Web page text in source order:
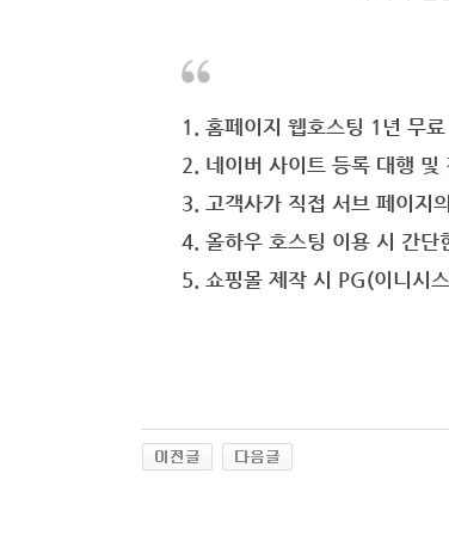
1. 홈페이지 웹호스팅 1년 무료
2. 네이버 사이트 등록 대행 및
3. 고객사가 직접 서브 페이지
4. 올하우 호스팅 이용 시 간단
5. 쇼핑몰 제작 시 PG(이니시